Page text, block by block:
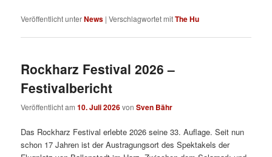
Veröffentlicht unterNews |Verschlagwortet mitThe Hu
Rockharz Festival 2026 –
Festivalbericht
Veröffentlicht am10. Juli 2026vonSven Bähr
Das Rockharz Festival erlebte 2026 seine 33. Auflage. Seit nun
schon 17 Jahren ist der Austragungsort des Spektakels der